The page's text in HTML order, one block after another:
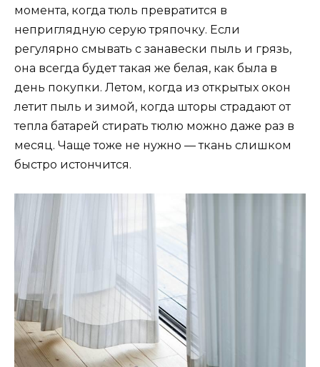
момента, когда тюль превратится в
неприглядную серую тряпочку. Если
регулярно смывать с занавески пыль и грязь,
она всегда будет такая же белая, как была в
день покупки. Летом, когда из открытых окон
летит пыль и зимой, когда шторы страдают от
тепла батарей стирать тюлю можно даже раз в
месяц. Чаще тоже не нужно — ткань слишком
быстро истончится.